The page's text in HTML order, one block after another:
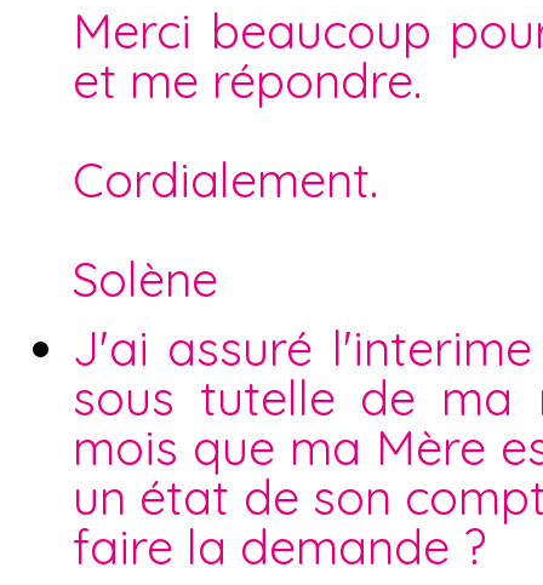
Merci beaucoup
et me répondre.
Cordialement.
Solène
J'ai assuré
sous tutelle de ma
mois que ma Mère
un état de son
faire la demande ?